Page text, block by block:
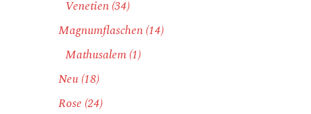
Venetien(34)
Magnumflaschen(14)
Mathusalem(1)
Neu(18)
Rose (24)